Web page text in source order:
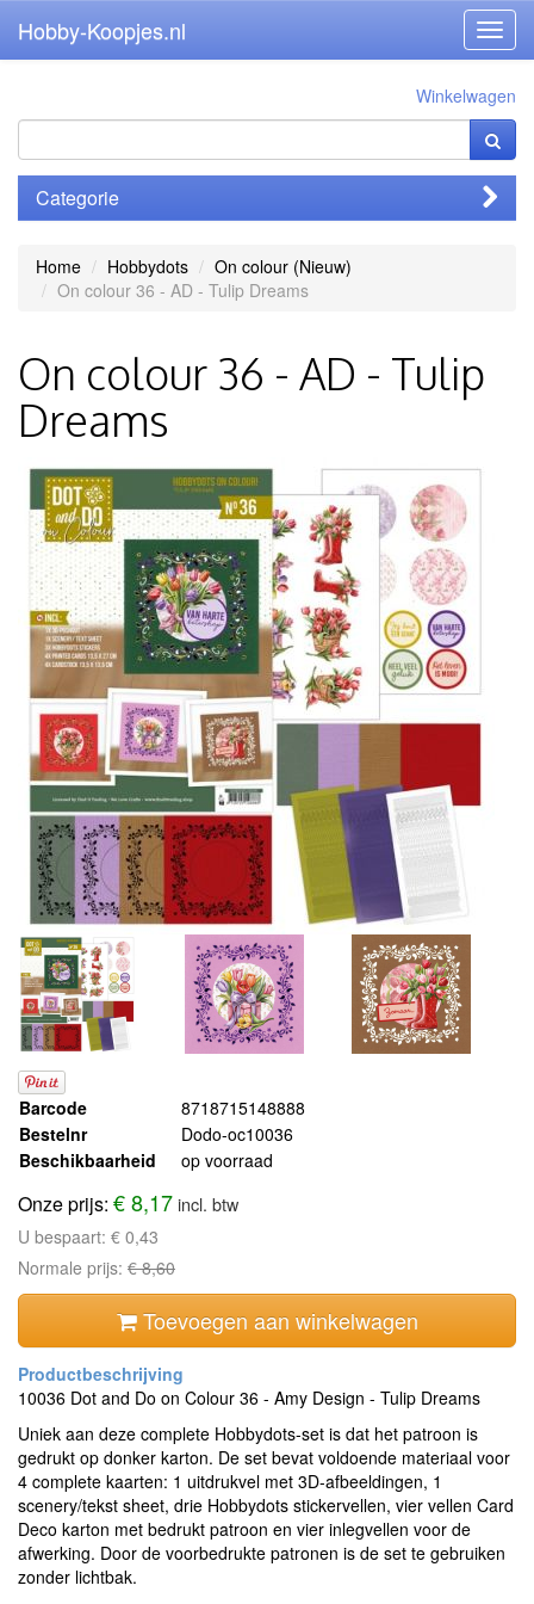
Hobby-Koopjes.nl
Winkelwagen
Categorie
Home Hobbydots
On colour (Nieuw)
On colour 36 - AD - Tulip Dreams
On colour 36 - AD - Tulip
Dreams
Barcode
8718715148888
Bestelnr
Dodo-oc10036
Beschikbaarheid
op voorraad
Onze prijs: € 8,17incl. btw
U bespaart: € 0,43
Normale prijs: € 8,60
Toevoegen aan winkelwagen
10036 Dot and Do on Colour 36 - Amy Design - Tulip Dreams
Uniek aan deze complete Hobbydots-set is dat het patroon is
gedrukt op donker karton. De set bevat voldoende materiaal voor
4 complete kaarten: 1 uitdrukvel met 3D-afbeeldingen, 1
scenery/tekst sheet, drie Hobbydots stickervellen, vier vellen Card
Deco karton met bedrukt patroon en vier inlegvellen voor de
afwerking. Door de voorbedrukte patronen is de set te gebruiken
zonder lichtbak.